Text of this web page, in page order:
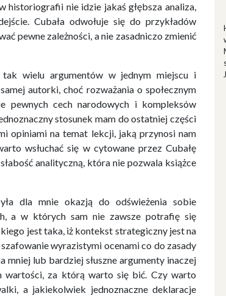
historiografii nie idzie jakaś głębsza analiza,
Cubała odwołuje się do przykładów
pewne zależności, a nie zasadniczo zmienić
tak wielu argumentów w jednym miejscu i
autorki, choć rozważania o społecznym
pewnych cech narodowych i kompleksów
stosunek mam do ostatniej części
opiniami na temat lekcji, jaką przynosi nam
wsłuchać się w cytowane przez Cubałę
analityczną, która nie pozwala książce
dla mnie okazją do odświeżenia sobie
a w których sam nie zawsze potrafię się
jest taka, iż kontekst strategiczny jest na
wyrazistymi ocenami co do zasady
mniej lub bardziej słuszne argumenty inaczej
wartości, za którą warto się bić. Czy warto
a jakiekolwiek jednoznaczne deklaracje